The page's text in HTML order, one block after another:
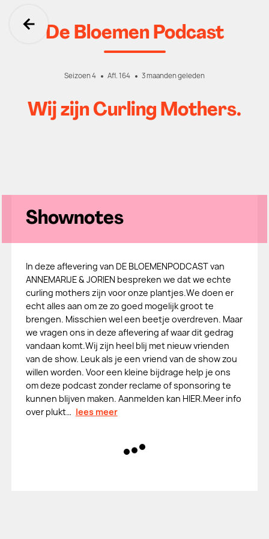
Ga terug
De Bloemen Podcast
Seizoen 4 Afl. 164 3 maanden geleden
Wij zijn Curling Mothers.
Shownotes
In deze aflevering van DE BLOEMENPODCAST van
ANNEMARIJE & JORIEN bespreken we dat we echte
curling mothers zijn voor onze plantjes.We doen er
echt alles aan om ze zo goed mogelijk groot te
brengen. Misschien wel een beetje overdreven. Maar
we vragen ons in deze aflevering af waar dit gedrag
vandaan komt.Wij zijn heel blij met nieuw vrienden
van de show. Leuk als je een vriend van de show zou
willen worden. Voor een kleine bijdrage help je ons
om deze podcast zonder reclame of sponsoring te
kunnen blijven maken. Aanmelden kan HIER.Meer info
over plukt… lees meer